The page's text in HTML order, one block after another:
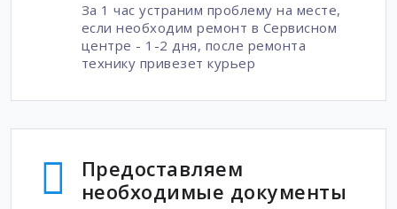
За 1 час устраним проблему на месте,
если необходим ремонт в Сервисном
центре - 1-2 дня, после ремонта
технику привезет курьер
Предоставляем
необходимые документы